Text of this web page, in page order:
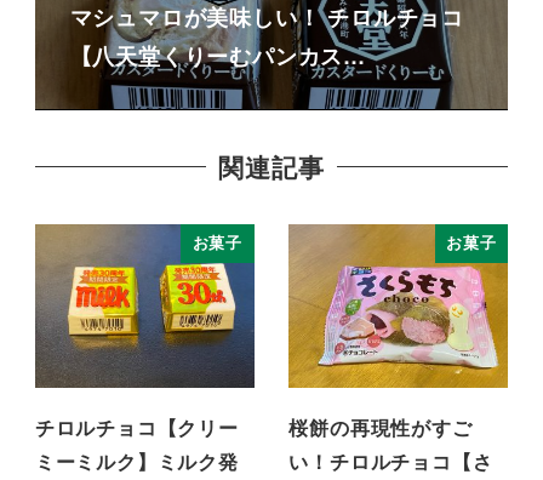
マシュマロが美味しい！ チロルチョコ
【八天堂くりーむパンカス…
関連記事
お菓子
チロルチョコ【クリー
ミーミルク】ミルク発
お菓子
桜餅の再現性がすご
い！チロルチョコ【さ